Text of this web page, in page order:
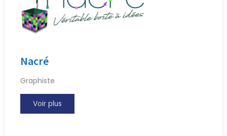
Nacré
Graphiste
Voir plus